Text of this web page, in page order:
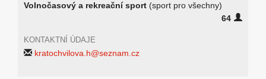
Volnočasový a rekreační sport (sport pro všechny)
64
KONTAKTNÍ ÚDAJE
kratochvilova.h@seznam.cz